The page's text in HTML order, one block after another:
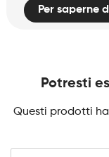
Per saperne
Potresti
Questi prodotti